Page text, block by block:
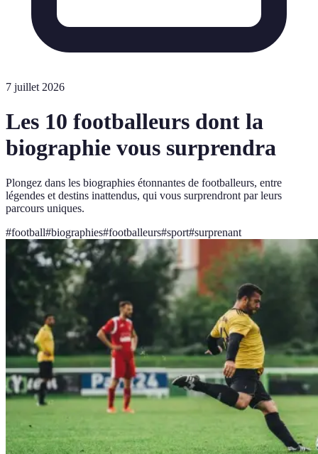
7 juillet 2026
Les 10 footballeurs dont la
biographie vous surprendra
Plongez dans les biographies étonnantes de footballeurs, entre
légendes et destins inattendus, qui vous surprendront par leurs
parcours uniques.
#football#biographies#footballeurs#sport#surprenant